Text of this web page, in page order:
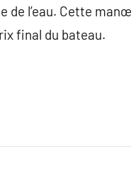
l’eau. Cette
final du bateau.